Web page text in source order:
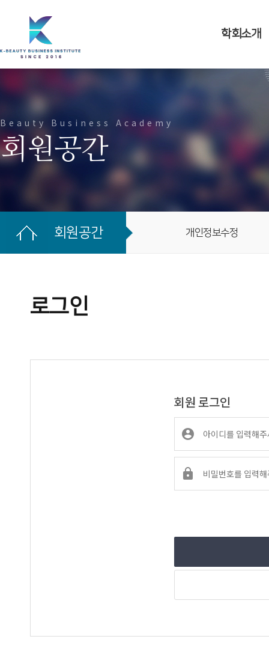
학회소개
Beauty Business Academy
회원공간
회원공간 개인정보수정
로그인
회원 로그인

